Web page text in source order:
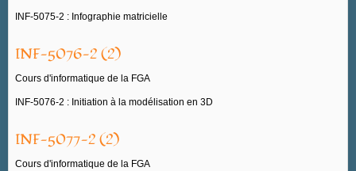
INF-5075-2 : Infographie matricielle
INF-5076-2 (2)
Cours d'informatique de la FGA
INF-5076-2 : Initiation à la modélisation en 3D
INF-5077-2 (2)
Cours d'informatique de la FGA